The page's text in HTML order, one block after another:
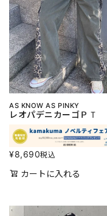
AS KNOW AS PINKY
レオパデニカーゴＰＴ
¥8,690税込
カートに入れる